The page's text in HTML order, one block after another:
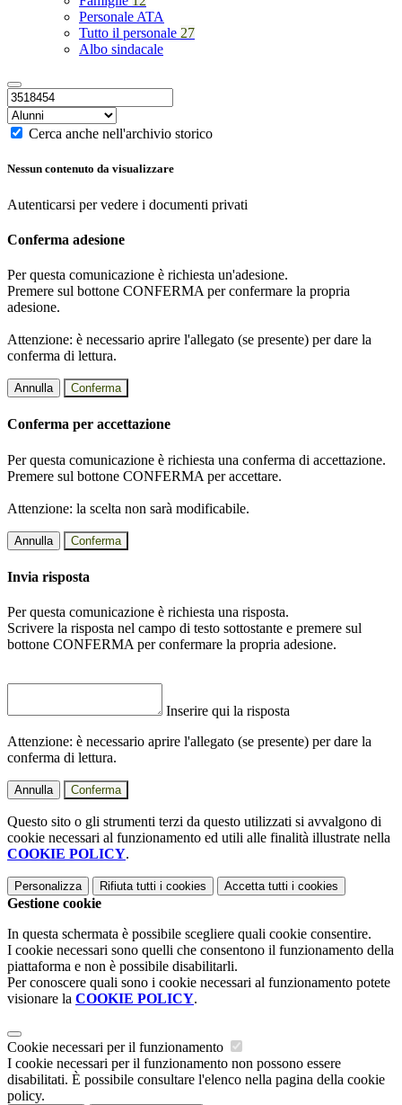
Personale ATA
Tutto il personale 27
Albo sindacale
Cerca anche nell'archivio storico
Nessun contenuto da visualizzare
Autenticarsi per vedere i documenti privati
Conferma adesione
Per questa comunicazione è richiesta un'adesione.
Premere sul bottone CONFERMA per confermare la propria
adesione.
Attenzione: è necessario aprire l'allegato (se presente) per dare la
conferma di lettura.
Annulla Conferma
Conferma per accettazione
Per questa comunicazione è richiesta una conferma di accettazione.
Premere sul bottone CONFERMA per accettare.
Attenzione: la scelta non sarà modificabile.
Annulla Conferma
Invia risposta
Per questa comunicazione è richiesta una risposta.
Scrivere la risposta nel campo di testo sottostante e premere sul
bottone CONFERMA per confermare la propria adesione.
Inserire qui la risposta
Attenzione: è necessario aprire l'allegato (se presente) per dare la
conferma di lettura.
Annulla Conferma
Questo sito o gli strumenti terzi da questo utilizzati si avvalgono di
cookie necessari al funzionamento ed utili alle finalità illustrate nella
COOKIE POLICY.
Personalizza Rifiuta tutti i cookies Accetta tutti i cookies
Gestione cookie
In questa schermata è possibile scegliere quali cookie consentire.
I cookie necessari sono quelli che consentono il funzionamento della
piattaforma e non è possibile disabilitarli.
Per conoscere quali sono i cookie necessari al funzionamento potete
visionare la COOKIE POLICY.
Cookie necessari per il funzionamento
I cookie necessari per il funzionamento non possono essere
disabilitati. È possibile consultare l'elenco nella pagina della cookie
policy.